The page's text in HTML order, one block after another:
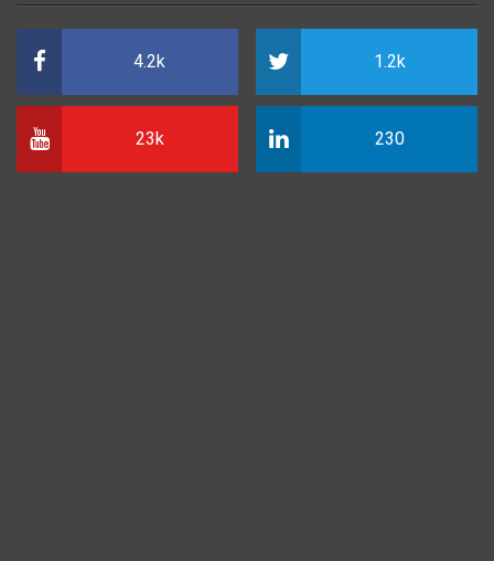
4.2k 1.2k
23k 230